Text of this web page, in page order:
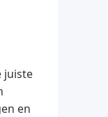
juiste
en